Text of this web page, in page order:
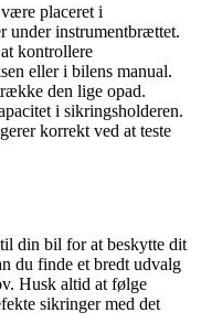
placeret i
under instrumentbrættet.
kontrollere
eller i bilens manual.
den lige opad.
i sikringsholderen.
korrekt ved at teste
din bil for at beskytte dit
du finde et bredt udvalg
Husk altid at følge
sikringer med det